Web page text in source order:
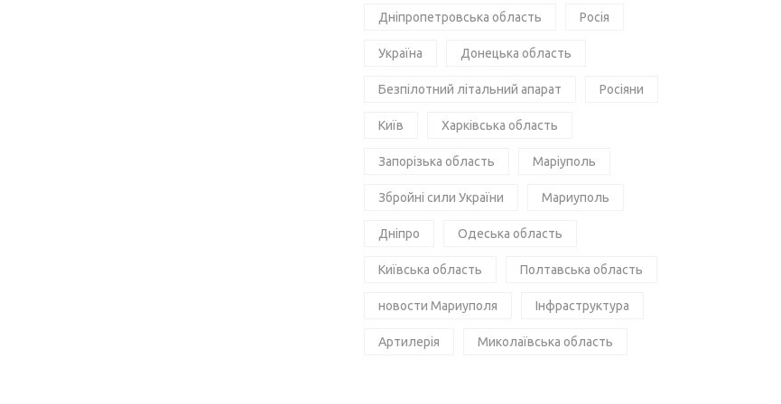
Дніпропетровська область Росія
Україна Донецька область
Безпілотний літальний апарат Росіяни
Київ Харківська область
Запорізька область Маріуполь
Збройні сили України Мариуполь
Дніпро Одеська область
Київська область Полтавська область
новости Мариуполя Інфраструктура
Артилерія Миколаївська область